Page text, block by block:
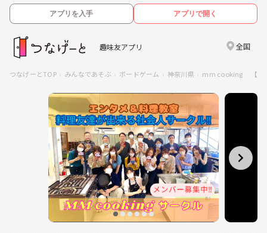
アプリを入手 アプリで開く
趣味友アプリ 全国
つなげーとTOP みんなであそぶ ボードゲーム 神奈川県 mm cooking 【20